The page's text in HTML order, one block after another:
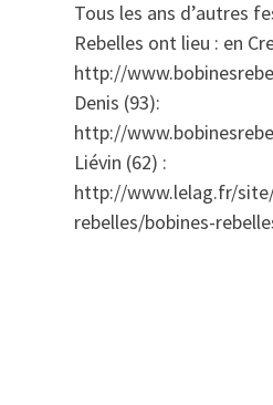
Tous les ans d’autres
Rebelles ont lieu : en
http://
Denis (93):
http://
Liévin (62) :
http://www.lelag.fr/
rebelles/bobines-